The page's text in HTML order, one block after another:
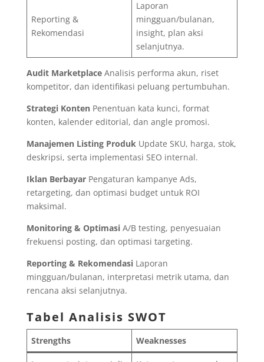
Reporting &
Rekomendasi
Laporan
mingguan/bulanan,
insight, plan aksi
selanjutnya.
Audit MarketplaceAnalisis performa akun, riset
kompetitor, dan identifikasi peluang pertumbuhan.
Strategi KontenPenentuan kata kunci, format
konten, kalender editorial, dan angle promosi.
Manajemen Listing ProdukUpdate SKU, harga, stok,
deskripsi, serta implementasi SEO internal.
Iklan BerbayarPengaturan kampanye Ads,
retargeting, dan optimasi budget untuk ROI
maksimal.
Monitoring & OptimasiA/B testing, penyesuaian
frekuensi posting, dan optimasi targeting.
Reporting & RekomendasiLaporan
mingguan/bulanan, interpretasi metrik utama, dan
rencana aksi selanjutnya.
Tabel Analisis SWOT
Strengths Weaknesses